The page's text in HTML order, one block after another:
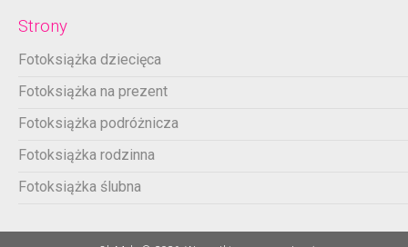
Strony
Fotoksiążka dziecięca
Fotoksiążka na prezent
Fotoksiążka podróżnicza
Fotoksiążka rodzinna
Fotoksiążka ślubna